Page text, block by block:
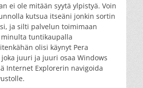
ei ole mitään syytä ylpistyä. Voin
kutsua itseäni jonkin sortin
ja silti palvelun toimimaan
tuntikaupalla
olisi käynyt Pera
juuri ja juuri osaa Windows
Internet Explorerin navigoida